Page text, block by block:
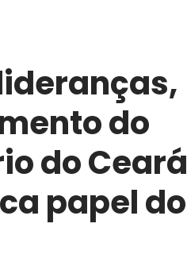
do
do Ceará
papel do